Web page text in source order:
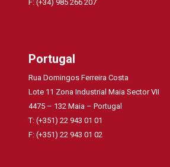
F: (+34) 985 266 207
Portugal
Rua Domingos Ferreira Costa
Lote 11 Zona Industrial Maia Sector VII
4475 – 132 Maia – Portugal
T: (+351) 22 943 01 01
F: (+351) 22 943 01 02